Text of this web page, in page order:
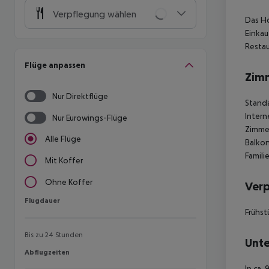
Verpflegung wählen
Flüge anpassen
Nur Direktflüge
Nur Eurowings-Flüge
Alle Flüge
Mit Koffer
Ohne Koffer
Flugdauer
Flugdauer
Bis zu 24 Stunden
Abflugzeiten
Abflugzeiten
Das